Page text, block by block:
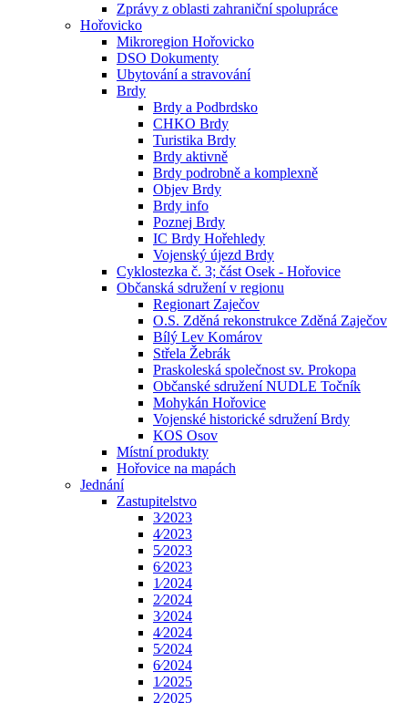
Zprávy z oblasti zahraniční spolupráce
Hořovicko
Mikroregion Hořovicko
DSO Dokumenty
Ubytování a stravování
Brdy
Brdy a Podbrdsko
CHKO Brdy
Turistika Brdy
Brdy aktivně
Brdy podrobně a komplexně
Objev Brdy
Brdy info
Poznej Brdy
IC Brdy Hořehledy
Vojenský újezd Brdy
Cyklostezka č. 3; část Osek - Hořovice
Občanská sdružení v regionu
Regionart Zaječov
O.S. Zděná rekonstrukce Zděná Zaječov
Bílý Lev Komárov
Střela Žebrák
Praskoleská společnost sv. Prokopa
Občanské sdružení NUDLE Točník
Mohykán Hořovice
Vojenské historické sdružení Brdy
KOS Osov
Místní produkty
Hořovice na mapách
Jednání
Zastupitelstvo
3⁄2023
4⁄2023
5⁄2023
6⁄2023
1⁄2024
2⁄2024
3⁄2024
4⁄2024
5⁄2024
6⁄2024
1⁄2025
2⁄2025